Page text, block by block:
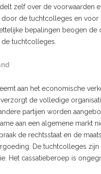
zelf over de voorwaarden
de tuchtcolleges en
bepalingen beogen de
tuchtcolleges.
aan het economische
de volledige
partijen worden
aan een algemene markt
de rechtsstaat en de
De tuchtcolleges
Het cassatieberoep is